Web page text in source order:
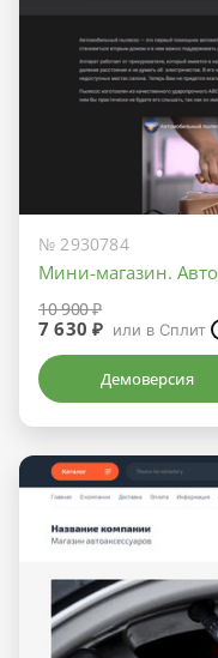
№ 2930784
Мини-магазин.
10 900 ₽
7 630 ₽ или в Сплит
Демоверсия